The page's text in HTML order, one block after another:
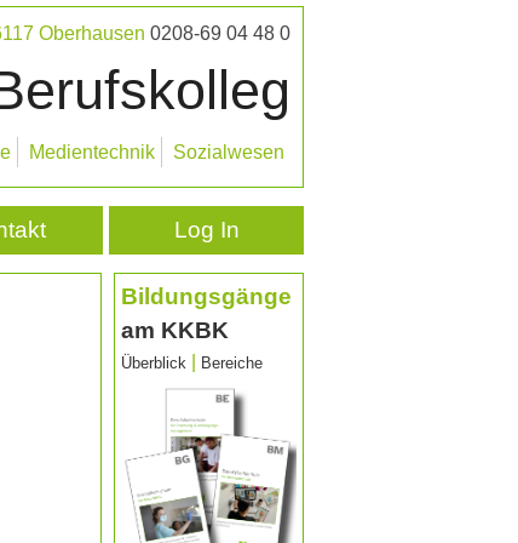
Oberhausen 0208-69 04 48 0
Medientechnik Sozialwesen
Log In
Bildungsgänge
am KKBK
Überblick Bereiche